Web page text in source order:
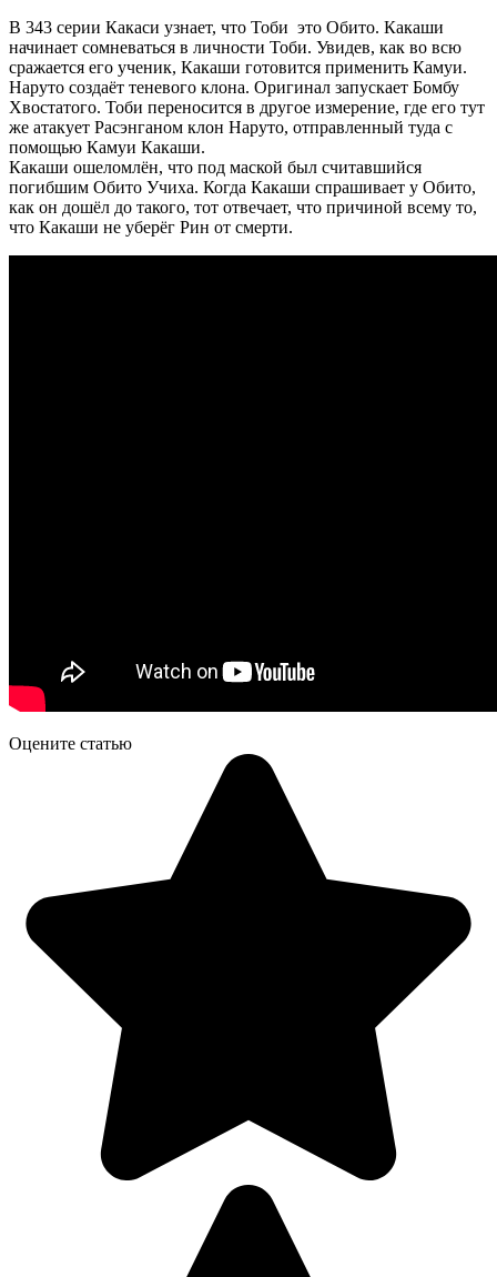
В 343 серии Какаси узнает, что Тоби это Обито. Какаши
начинает сомневаться в личности Тоби. Увидев, как во всю
сражается его ученик, Какаши готовится применить Камуи.
Наруто создаёт теневого клона. Оригинал запускает Бомбу
Хвостатого. Тоби переносится в другое измерение, где его тут
же атакует Расэнганом клон Наруто, отправленный туда с
помощью Камуи Какаши.
Какаши ошеломлён, что под маской был считавшийся
погибшим Обито Учиха. Когда Какаши спрашивает у Обито,
как он дошёл до такого, тот отвечает, что причиной всему то,
что Какаши не уберёг Рин от смерти.
Оцените статью